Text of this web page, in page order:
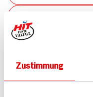
Zustimmung